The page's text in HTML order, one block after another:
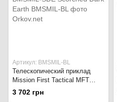
Артикул: BMSMIL-BL
Телескопический приклад
Mission First Tactical MFT
Battlelink Minimalist Mil Spec
для AR BMSMIL-SDE
3 702 грн